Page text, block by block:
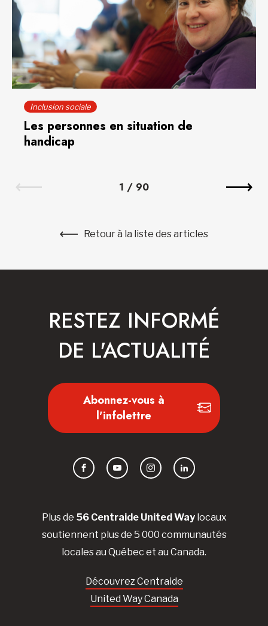
Inclusion sociale
Les personnes en situation de
handicap
1 / 90
Retour à la liste des articles
Plus de 56 Centraide United Waylocaux
soutiennent plus de 5 000 communautés
locales au Québec et au Canada.
Découvrez Centraide
United Way Canada
RESTEZ INFORMÉ
DE L'ACTUALITÉ
Abonnez-vous à
l'infolettre
FacebookYouTubeInstagramLinkedIn